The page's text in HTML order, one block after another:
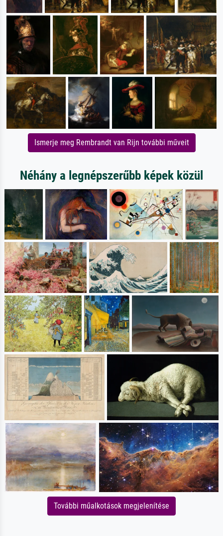
Ismerje meg Rembrandt van Rijn további műveit
Néhány a legnépszerűbb képek közül
További műalkotások megjelenítése